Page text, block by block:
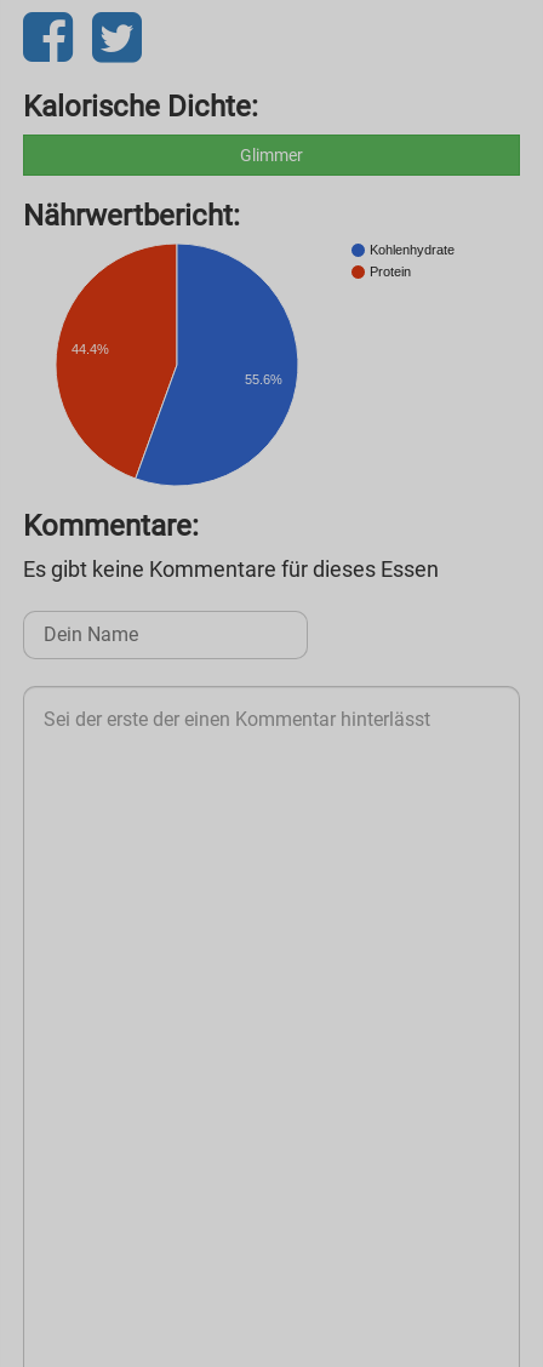
Kalorische Dichte:
Glimmer
Nährwertbericht:
Kohlenhydrate
Protein
44.4%
55.6%
Kommentare:
Es gibt keine Kommentare für dieses Essen